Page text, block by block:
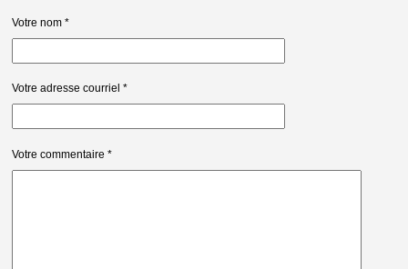
Votre nom *
Votre adresse courriel *
Votre commentaire *